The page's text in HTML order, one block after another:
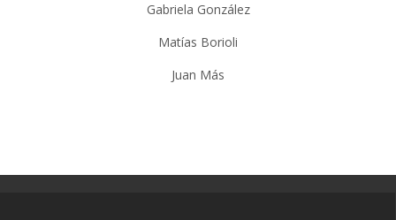
Gabriela González
Matías Borioli
Juan Más